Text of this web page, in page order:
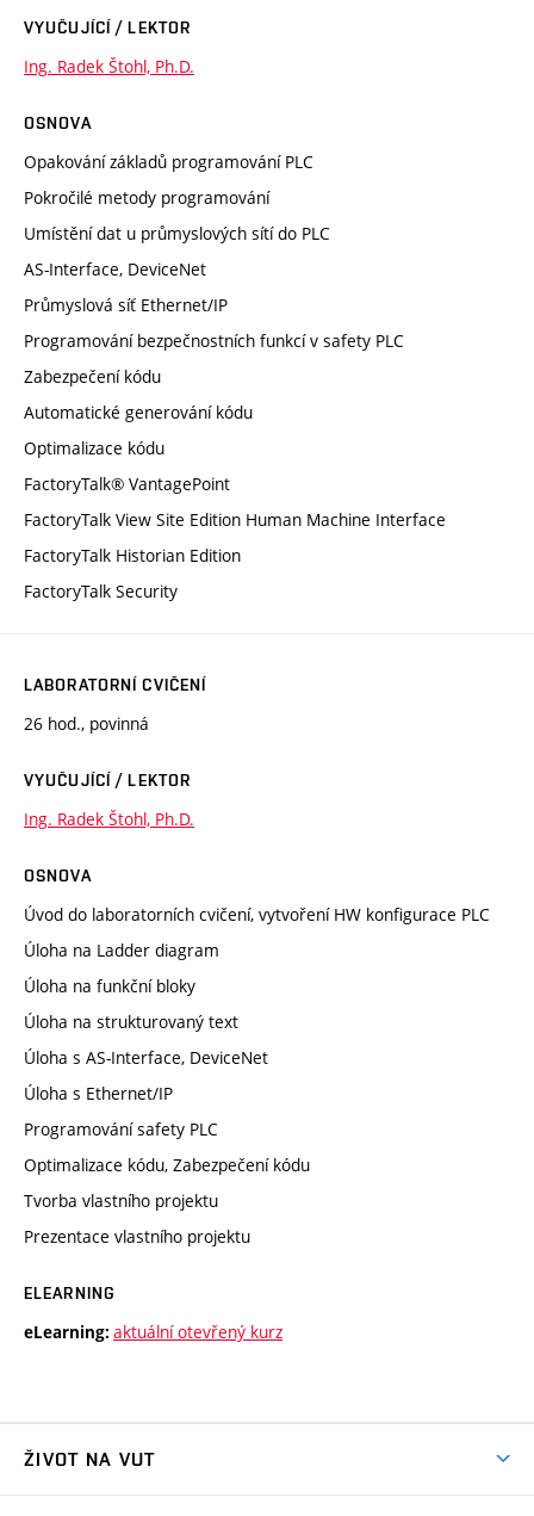
VYUČUJÍCÍ / LEKTOR
Ing. Radek Štohl, Ph.D.
OSNOVA
Opakování základů programování PLC
Pokročilé metody programování
Umístění dat u průmyslových sítí do PLC
AS-Interface, DeviceNet
Průmyslová síť Ethernet/IP
Programování bezpečnostních funkcí v safety PLC
Zabezpečení kódu
Automatické generování kódu
Optimalizace kódu
FactoryTalk® VantagePoint
FactoryTalk View Site Edition Human Machine Interface
FactoryTalk Historian Edition
FactoryTalk Security
LABORATORNÍ CVIČENÍ
26 hod., povinná
VYUČUJÍCÍ / LEKTOR
Ing. Radek Štohl, Ph.D.
OSNOVA
Úvod do laboratorních cvičení, vytvoření HW konfigurace PLC
Úloha na Ladder diagram
Úloha na funkční bloky
Úloha na strukturovaný text
Úloha s AS-Interface, DeviceNet
Úloha s Ethernet/IP
Programování safety PLC
Optimalizace kódu, Zabezpečení kódu
Tvorba vlastního projektu
Prezentace vlastního projektu
ELEARNING
eLearning: aktuální otevřený kurz
ŽIVOT NA VUT